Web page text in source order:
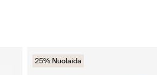
25% Nuolaida